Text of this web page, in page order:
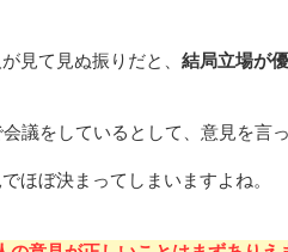
見て見ぬ振りだと、 結局立場が
議をしているとして、意見を言
ほぼ決まってしまいますよね。